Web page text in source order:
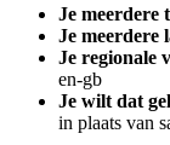
Je meerdere
Je meerdere
Je regionale
en-gb
Je wilt dat
in plaats van